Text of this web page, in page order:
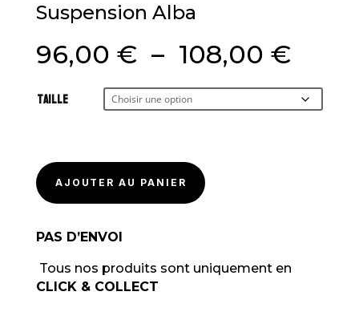
Suspension Alba
96,00 € – 108,00 €
de
prix :
Taille
AJOUTER AU PANIER
PAS D’ENVOI
Tous nos produits sont uniquement en
CLICK & COLLECT